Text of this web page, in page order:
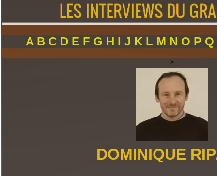
A B C D E F G H IJ K L M N O P
>
DOMINIQUE